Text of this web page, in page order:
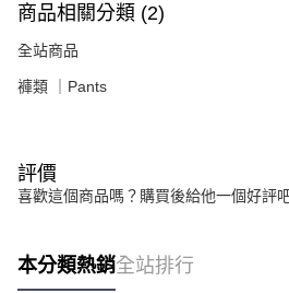
商品相關分類 (2)
全站商品
褲類 ｜Pants
評價
喜歡這個商品嗎？購買後給他一個好評
本分類熱銷全站排行